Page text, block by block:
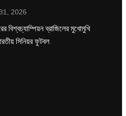
2026
বিশ্বচ্যাম্পিয়ন ব্রাজিলের মুখোমুখি
সিনিয়র ফুটবল